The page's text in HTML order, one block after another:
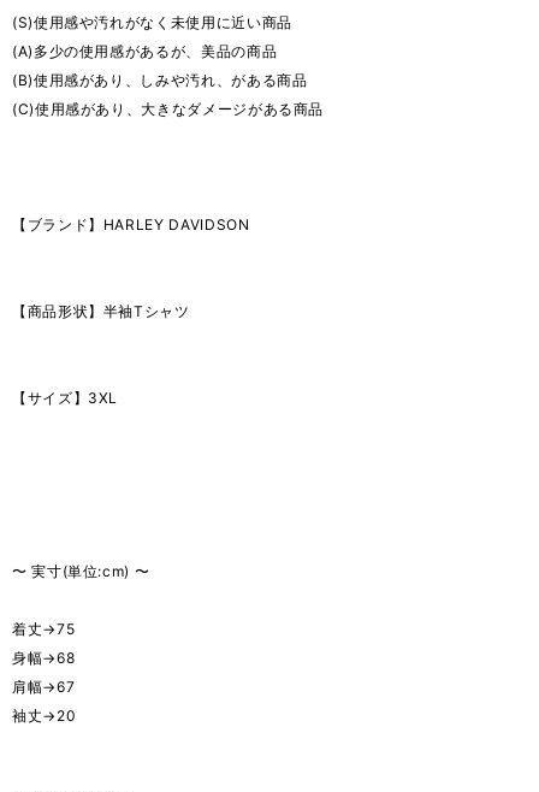
(S)使用感や汚れがなく未使用に近い商品
(A)多少の使用感があるが、美品の商品
(B)使用感があり、しみや汚れ、がある商品
(C)使用感があり、大きなダメージがある商品
【ブランド】HARLEY DAVIDSON
【商品形状】半袖Tシャツ
【サイズ】3XL
〜 実寸(単位:cm) 〜
着丈→75
身幅→68
肩幅→67
袖丈→20